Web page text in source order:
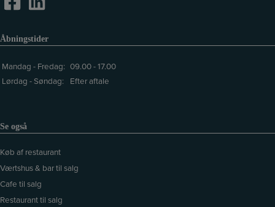
Åbningstider
Mandag - Fredag: 09.00 - 17.00
Lørdag - Søndag:
Efter aftale
Se også
Køb af restaurant
Værtshus & bar til salg
Cafe til salg
Restaurant til salg